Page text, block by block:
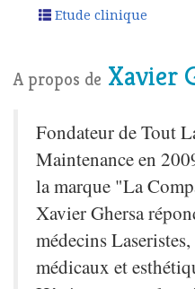
Etude clinique
A propos de Xavier
Fondateur de Tout
Maintenance en
la marque "La
Xavier Ghersa
médecins
médicaux et